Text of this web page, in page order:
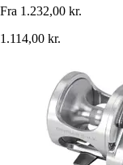
Fra 1.232,00 kr.
1.114,00 kr.